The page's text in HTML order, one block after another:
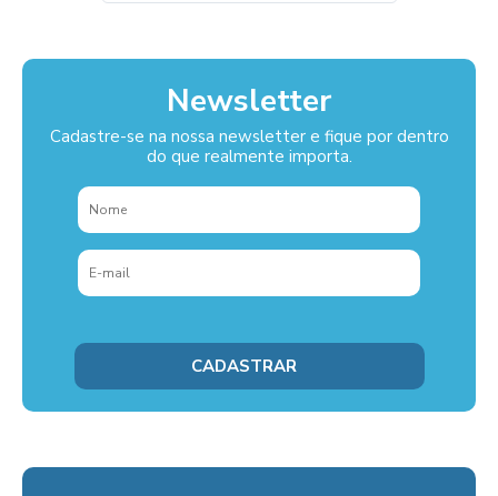
Newsletter
Cadastre-se na nossa newsletter e fique por dentro
do que realmente importa.